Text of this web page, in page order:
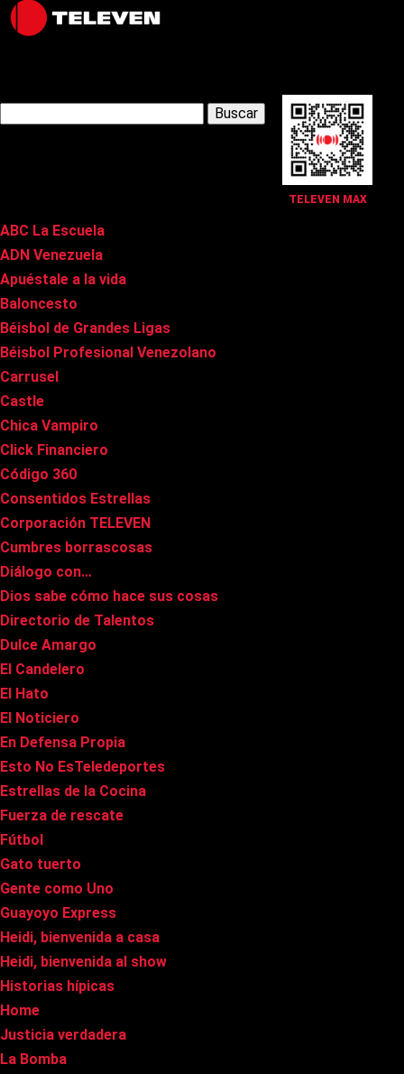
TELEVEN MAX
Latest Posts
ABC La Escuela
ADN Venezuela
Apuéstale a la vida
Baloncesto
Béisbol de Grandes Ligas
Béisbol Profesional Venezolano
Carrusel
Castle
Chica Vampiro
Click Financiero
Código 360
Consentidos Estrellas
Corporación TELEVEN
Cumbres borrascosas
Diálogo con…
Dios sabe cómo hace sus cosas
Directorio de Talentos
Dulce Amargo
El Candelero
El Hato
El Noticiero
En Defensa Propia
Esto No EsTeledeportes
Estrellas de la Cocina
Fuerza de rescate
Fútbol
Gato tuerto
Gente como Uno
Guayoyo Express
Heidi, bienvenida a casa
Heidi, bienvenida al show
Historias hípicas
Home
Justicia verdadera
La Bomba